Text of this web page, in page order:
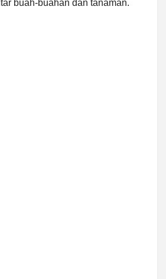
buah-buahan dan tanaman.